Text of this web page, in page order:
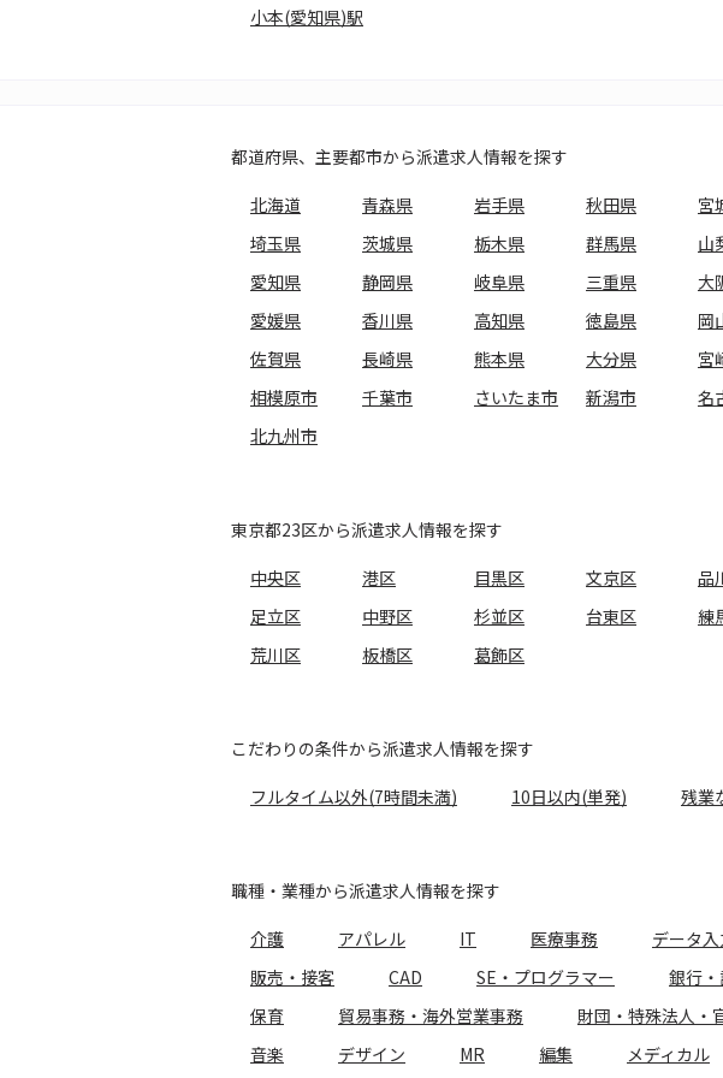
小本(愛知県)駅
都道府県、主要都市から派遣求人情報を探す
北海道
青森県 岩手県 秋田県 宮
埼玉県
茨城県 栃木県 群馬県 山
愛知県
静岡県 岐阜県 三重県 大
愛媛県
香川県 高知県 徳島県 岡
佐賀県
長崎県 熊本県 大分県 宮
相模原市
千葉市 さいたま市 新潟市 名
北九州市
東京都23区から派遣求人情報を探す
中央区
港区 目黒区 文京区 品
足立区
中野区 杉並区 台東区 練
荒川区
板橋区 葛飾区
こだわりの条件から派遣求人情報を探す
フルタイム以外(7時間未満)
10日以内(単発) 残業
職種・業種から派遣求人情報を探す
介護
アパレル IT 医療事務 データ入
販売・接客
CAD SE・プログラマー 銀行
保育
貿易事務・海外営業事務 財団・特殊法人・
音楽
デザイン MR 編集 メディカル